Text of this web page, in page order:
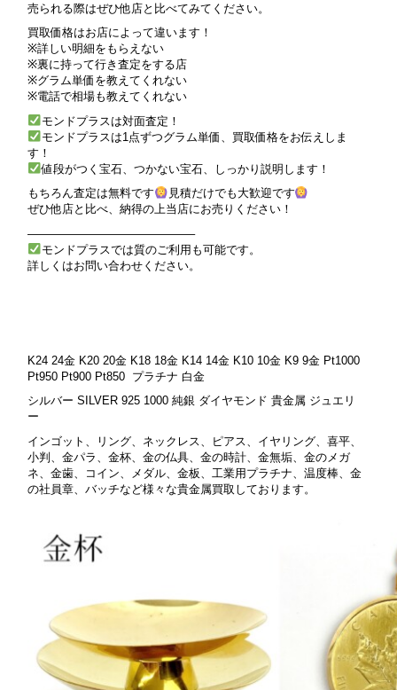
売られる際はぜひ他店と比べてみてください。
買取価格はお店によって違います！
※詳しい明細をもらえない
※裏に持って行き査定をする店
※グラム単価を教えてくれない
※電話で相場も教えてくれない
モンドプラスは対面査定！
モンドプラスは1点ずつグラム単価、買取価格をお伝えしま
す！
値段がつく宝石、つかない宝石、しっかり説明します！
もちろん査定は無料です
見積だけでも大歓迎です
ぜひ他店と比べ、納得の上当店にお売りください！
——————————————–
モンドプラスでは質のご利用も可能です。
詳しくはお問い合わせください。
K24 24金 K20 20金 K18 18金 K14 14金 K10 10金 K9 9金 Pt1000
Pt950 Pt900 Pt850 プラチナ 白金
シルバー SILVER 925 1000 純銀 ダイヤモンド 貴金属 ジュエリ
ー
インゴット、リング、ネックレス、ピアス、イヤリング、喜平、
小判、金パラ、金杯、金の仏具、金の時計、金無垢、金のメガ
ネ、金歯、コイン、メダル、金板、工業用プラチナ、温度棒、金
の社員章、バッチなど様々な貴金属買取しております。